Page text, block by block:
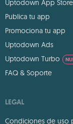
Uptodown App Store
Publica tu app
Promociona tu app
Uptodown Ads
Uptodown Turbo
FAQ & Soporte
LEGAL
Condiciones de uso